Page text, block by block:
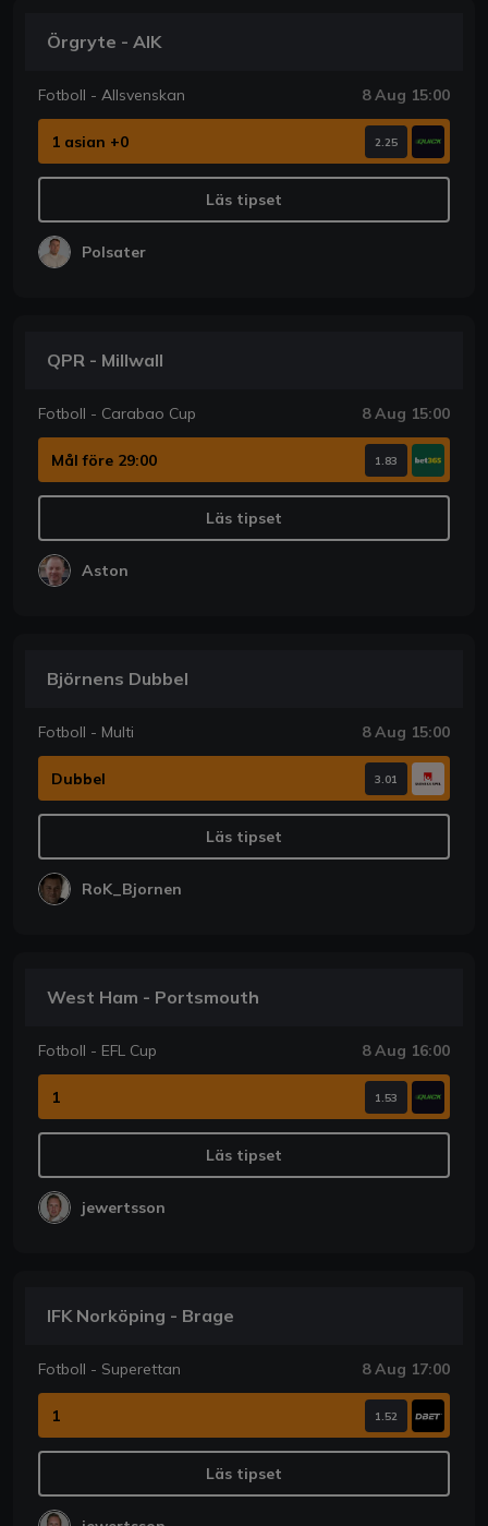
Örgryte - AIK
Fotboll - Allsvenskan 8 Aug 15:00
1 asian +0 2.25
Läs tipset
Polsater
QPR - Millwall
Fotboll - Carabao Cup 8 Aug 15:00
Mål före 29:00 1.83
Läs tipset
Aston
Björnens Dubbel
Fotboll - Multi 8 Aug 15:00
Dubbel 3.01
Läs tipset
RoK_Bjornen
West Ham - Portsmouth
Fotboll - EFL Cup 8 Aug 16:00
1 1.53
Läs tipset
jewertsson
IFK Norköping - Brage
Fotboll - Superettan 8 Aug 17:00
1 1.52
Läs tipset